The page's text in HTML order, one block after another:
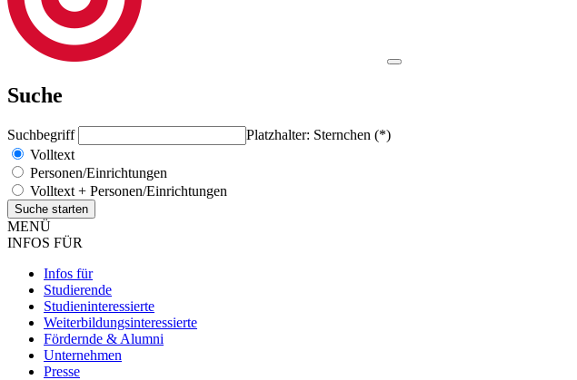
Suche
Suchbegriff
Platzhalter: Sternchen (*)
Volltext
Personen/Einrichtungen
Volltext + Personen/Einrichtungen
MENÜ
INFOS FÜR
Infos für
Studierende
Studieninteressierte
Weiterbildungsinteressierte
Fördernde & Alumni
Unternehmen
Presse